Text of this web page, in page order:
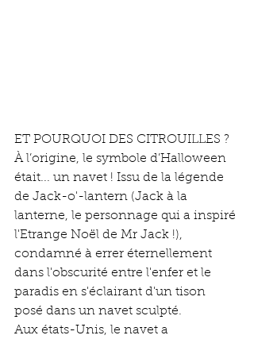
ET POURQUOI DES CITROUILLES ?
À l’origine, le symbole d’Halloween
était... un navet ! Issu de la légende
de Jack-o'-lantern (Jack à la
lanterne, le personnage qui a inspiré
l'Etrange Noël de Mr Jack !),
condamné à errer éternellement
dans l'obscurité entre l'enfer et le
paradis en s'éclairant d'un tison
posé dans un navet sculpté.
Aux états-Unis, le navet a